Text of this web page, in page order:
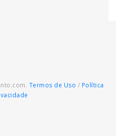
Termos de Uso / Política